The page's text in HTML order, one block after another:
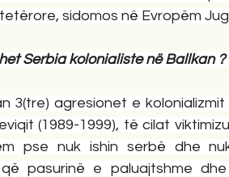
sidomos në Evropëm
Serbia kolonialiste në Ballkan ?
3(tre) agresionet e
(1989-1999), të cilat
pse nuk ishin serbë dhe
pasurinë e paluajtshme